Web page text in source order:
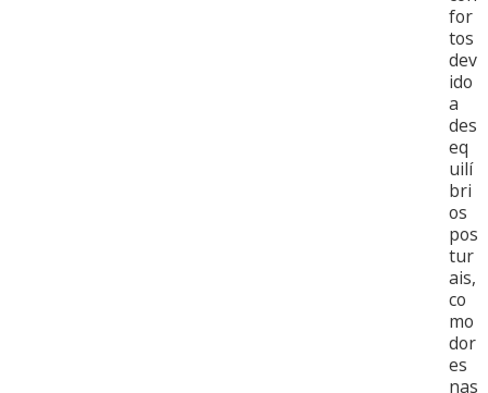
for
tos
dev
ido
a
des
eq
uilí
bri
os
pos
tur
ais,
co
mo
dor
es
nas